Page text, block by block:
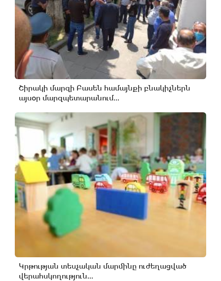
Շիրակի մարզի Բասեն համայնքի բնակիչներն
այսօր մարզպետարանում...
Կրթության տեսչական մարմինը ուժեղացված
վերահսկողություն...